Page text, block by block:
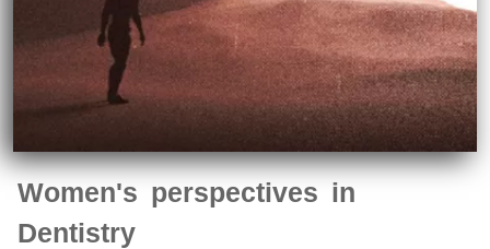
Women's perspectives in
Dentistry